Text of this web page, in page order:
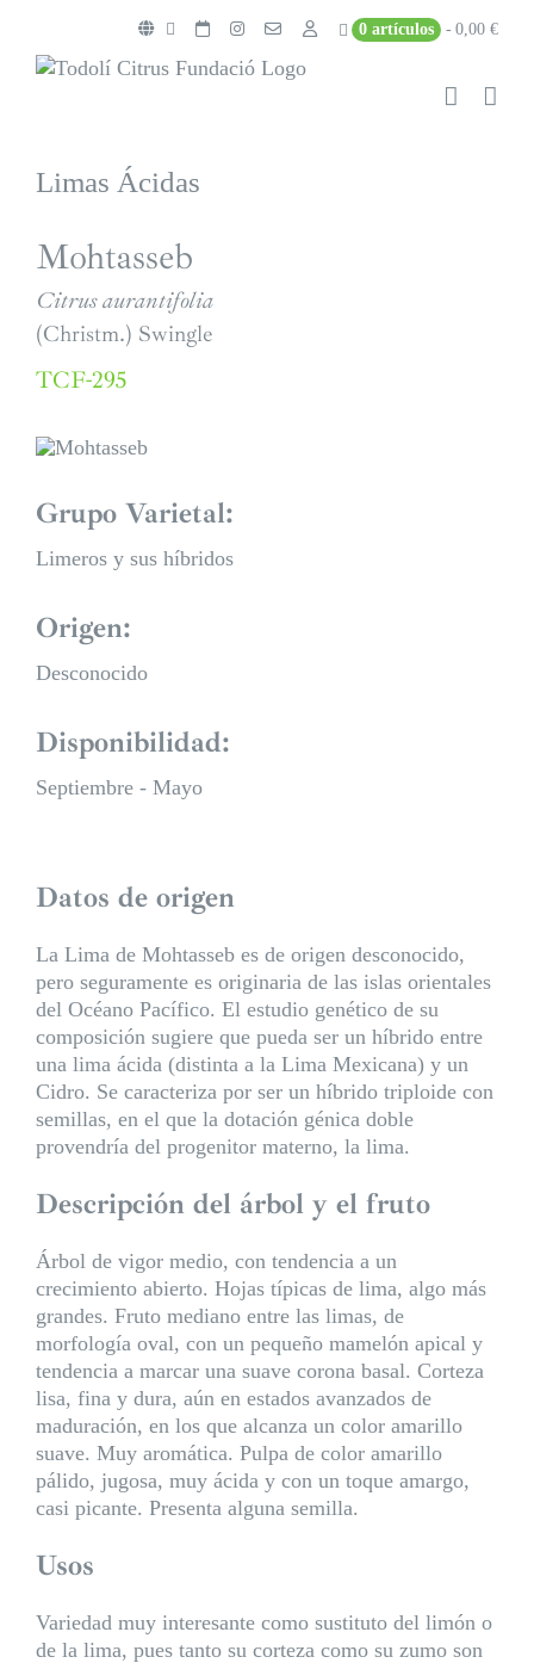
contenido
0 artículos 0,00 €
Limas Ácidas
Mohtasseb
Citrus aurantifolia
(Christm.) Swingle
TCF-295
Grupo Varietal:
Limeros y sus híbridos
Origen:
Desconocido
Disponibilidad:
Septiembre - Mayo
Datos de origen
La Lima de Mohtasseb es de origen desconocido,
pero seguramente es originaria de las islas orientales
del Océano Pacífico. El estudio genético de su
composición sugiere que pueda ser un híbrido entre
una lima ácida (distinta a la Lima Mexicana) y un
Cidro. Se caracteriza por ser un híbrido triploide con
semillas, en el que la dotación génica doble
provendría del progenitor materno, la lima.
Descripción del árbol y el fruto
Árbol de vigor medio, con tendencia a un
crecimiento abierto. Hojas típicas de lima, algo más
grandes. Fruto mediano entre las limas, de
morfología oval, con un pequeño mamelón apical y
tendencia a marcar una suave corona basal. Corteza
lisa, fina y dura, aún en estados avanzados de
maduración, en los que alcanza un color amarillo
suave. Muy aromática. Pulpa de color amarillo
pálido, jugosa, muy ácida y con un toque amargo,
casi picante. Presenta alguna semilla.
Usos
Variedad muy interesante como sustituto del limón o
de la lima, pues tanto su corteza como su zumo son